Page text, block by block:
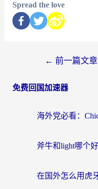
Spread the love
← 前一篇文章
免费回国加速器